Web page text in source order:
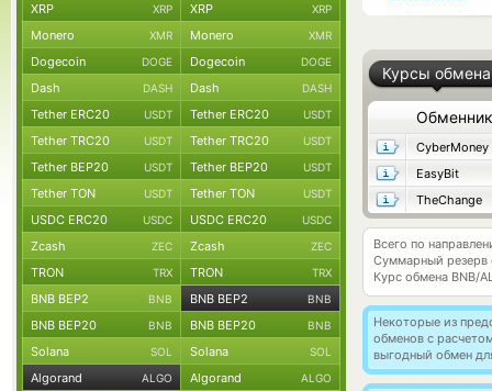
Курсы обмена
Обменник
CyberMoney
EasyBit
TheChange
Всего по
Суммарный резерв
Курс обмена BNB/
Некоторые из
обменов с
выгодный обмен
XRP XRP XRP XRP
Monero XMR Monero XMR
Dogecoin DOGE Dogecoin DOGE
Dash DASH Dash DASH
Tether ERC20 USDT Tether ERC20 USDT
Tether TRC20 USDT Tether TRC20 USDT
Tether BEP20 USDT Tether BEP20 USDT
Tether TON USDT Tether TON USDT
USDC ERC20 USDC USDC ERC20 USDC
Zcash ZEC Zcash ZEC
TRON TRX TRON TRX
BNB BEP2 BNB BNB BEP2 BNB
BNB BEP20 BNB BNB BEP20 BNB
Solana SOL Solana SOL
Algorand ALGO Algorand ALGO